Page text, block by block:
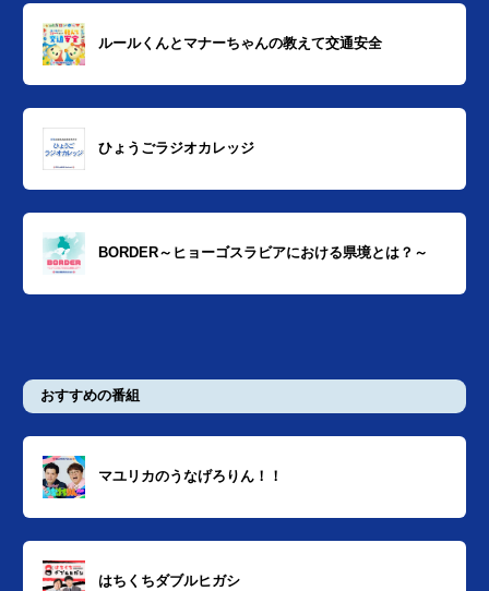
ルールくんとマナーちゃんの教えて交通安全
ひょうごラジオカレッジ
BORDER～ヒョーゴスラビアにおける県境とは？～
おすすめの番組
マユリカのうなげろりん！！
はちくちダブルヒガシ